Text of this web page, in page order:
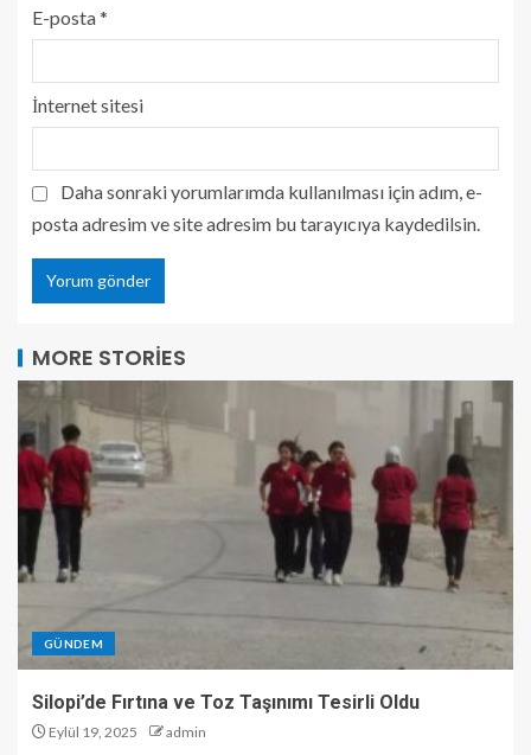
E-posta*
İnternet sitesi
Daha sonraki yorumlarımda kullanılması için adım, e-
posta adresim ve site adresim bu tarayıcıya kaydedilsin.
MORE STORIES
GÜNDEM
Silopi’de Fırtına ve Toz Taşınımı Tesirli Oldu
Eylül 19, 2025 admin